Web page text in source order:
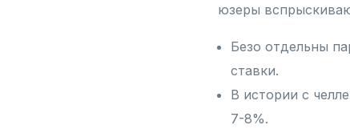
юзеры
Безо отдельны
ставки.
В истории с
7-8%.